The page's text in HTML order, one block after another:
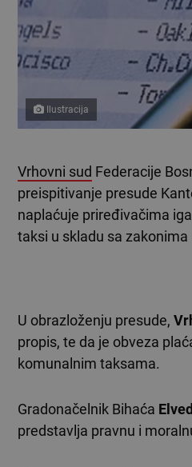
Ilustracija
Vrhovni sud Federacije
preispitivanje presude
naplaćuje priređivačima
taksi u skladu sa zakonima
U obrazloženju presude,
propis, te da je obveza
komunalnim taksama.
Gradonačelnik Bihaća
predstavlja pravnu i